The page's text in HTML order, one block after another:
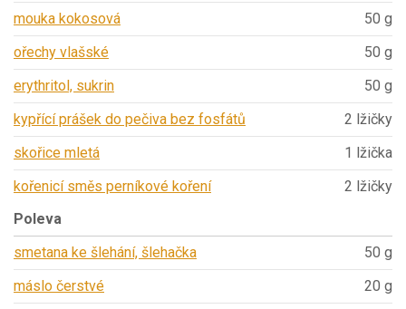
mouka kokosová
50 g
ořechy vlašské
50 g
erythritol, sukrin
50 g
kypřící prášek do pečiva bez fosfátů
2 lžičky
skořice mletá
1 lžička
kořenicí směs perníkové koření
2 lžičky
Poleva
smetana ke šlehání, šlehačka
50 g
máslo čerstvé
20 g